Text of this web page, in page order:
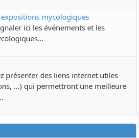
mycologiques
ici les événements et les
présenter des liens internet utiles
...) qui permettront une meilleure